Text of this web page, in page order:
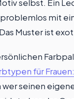
selbst. Ein
mit
Muster ist
für
wer seinen